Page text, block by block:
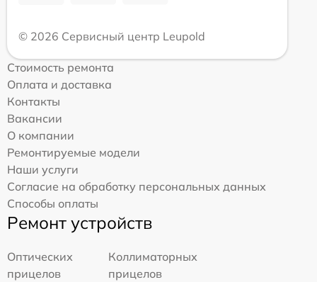
© 2026 Сервисный центр Leupold
Стоимость ремонта
Оплата и доставка
Контакты
Вакансии
О компании
Ремонтируемые модели
Наши услуги
Согласие на обработку персональных данных
Способы оплаты
Ремонт устройств
Оптических
прицелов
Коллиматорных
прицелов